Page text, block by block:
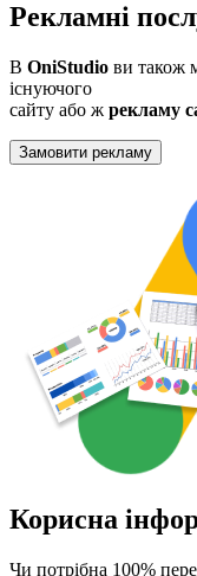
Рекламні
В OniStudio ви також
існуючого
сайту або ж рекламу
Замовити рекламу
Корисна
Чи потрібна 100%